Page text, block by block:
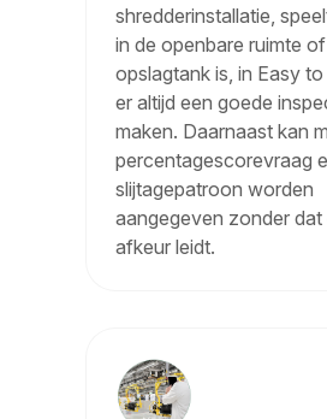
shredderinstallatie,
in de openbare ruimte
opslagtank is, in Easy
er altijd een goede
maken. Daarnaast kan
percentagescorevraag
slijtagepatroon worden
aangegeven zonder
afkeur leidt.